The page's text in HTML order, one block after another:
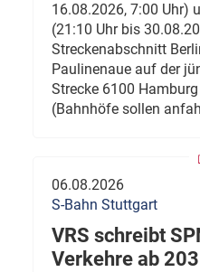
16.08.2026, 7:00 Uhr)
(21:10 Uhr bis
Streckenabschnitt
Paulinenaue auf der
Strecke 6100
(Bahnhöfe sollen
06.08.2026
S-Bahn Stuttgart
VRS schreibt
Verkehre ab